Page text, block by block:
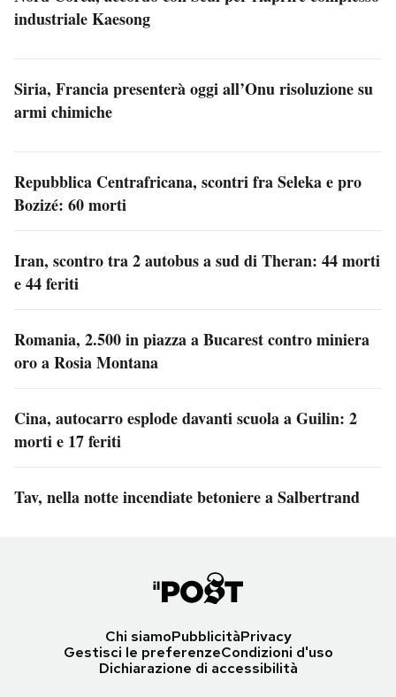
industriale Kaesong
Siria, Francia presenterà oggi all’Onu risoluzione su
armi chimiche
Repubblica Centrafricana, scontri fra Seleka e pro
Bozizé: 60 morti
Iran, scontro tra 2 autobus a sud di Theran: 44 morti
e 44 feriti
Romania, 2.500 in piazza a Bucarest contro miniera
oro a Rosia Montana
Cina, autocarro esplode davanti scuola a Guilin: 2
morti e 17 feriti
Tav, nella notte incendiate betoniere a Salbertrand
Chi siamoPubblicitàPrivacy
Gestisci le preferenzeCondizioni d'uso
Dichiarazione di accessibilità